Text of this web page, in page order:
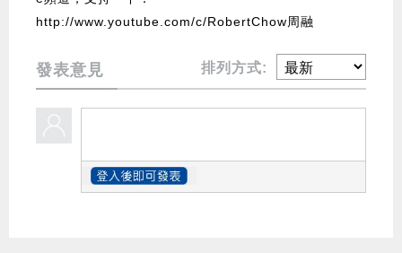
http://www.youtube.com/c/RobertChow周融
發表意見 排列方式: